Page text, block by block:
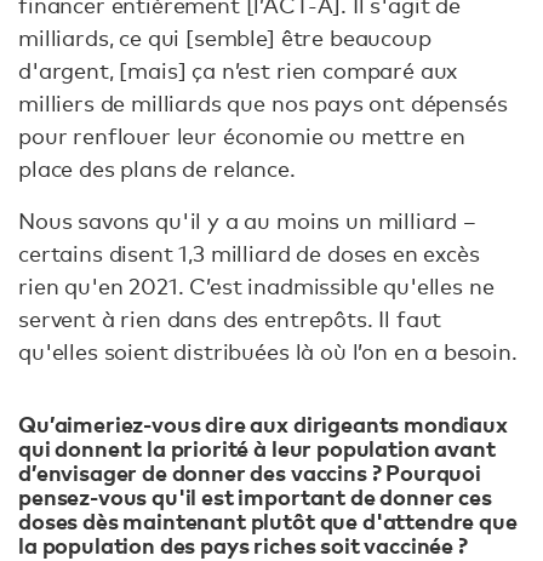
milliards, ce qui [semble] être beaucoup
d'argent, [mais] ça n’est rien comparé aux
milliers de milliards que nos pays ont dépensés
pour renflouer leur économie ou mettre en
place des plans de relance.
Nous savons qu'il y a au moins un milliard –
certains disent 1,3 milliard de doses en excès
rien qu'en 2021. C’est inadmissible qu'elles ne
servent à rien dans des entrepôts. Il faut
qu'elles soient distribuées là où l’on en a besoin.
Qu’aimeriez-vous dire aux dirigeants mondiaux
qui donnent la priorité à leur population avant
d’envisager de donner des vaccins ? Pourquoi
pensez-vous qu'il est important de donner ces
doses dès maintenant plutôt que d'attendre que
la population des pays riches soit vaccinée ?